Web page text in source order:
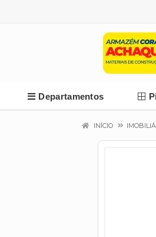
Departamentos
INÍCIO